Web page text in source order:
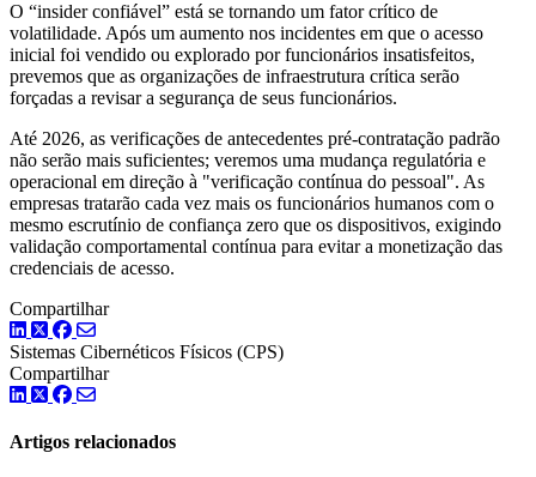
O “insider confiável” está se tornando um fator crítico de
volatilidade. Após um aumento nos incidentes em que o acesso
inicial foi vendido ou explorado por funcionários insatisfeitos,
prevemos que as organizações de infraestrutura crítica serão
forçadas a revisar a segurança de seus funcionários.
Até 2026, as verificações de antecedentes pré-contratação padrão
não serão mais suficientes; veremos uma mudança regulatória e
operacional em direção à "verificação contínua do pessoal". As
empresas tratarão cada vez mais os funcionários humanos com o
mesmo escrutínio de confiança zero que os dispositivos, exigindo
validação comportamental contínua para evitar a monetização das
credenciais de acesso.
Compartilhar
LinkedIn
TwitterFacebook
Sistemas Cibernéticos Físicos (CPS)
Compartilhar
LinkedIn
TwitterFacebook
Artigos relacionados